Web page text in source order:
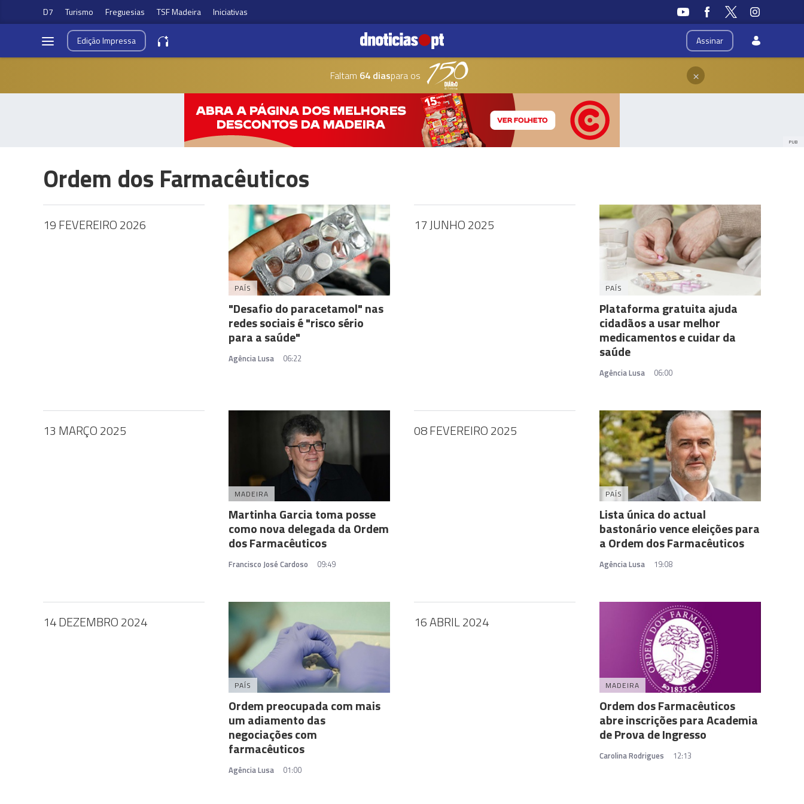
D7 Turismo Freguesias TSF Madeira Iniciativas
Assinar
EdiçãoImpressa
Faltam 64 diaspara os ×
PUB
Ordem dos Farmacêuticos
19 FEVEREIRO 2026
PAÍS
"Desafio do paracetamol" nas
redes sociais é "risco sério
para a saúde"
Agência Lusa 06:22
17 JUNHO 2025
PAÍS
Plataforma gratuita ajuda
cidadãos a usar melhor
medicamentos e cuidar da
saúde
Agência Lusa 06:00
13 MARÇO 2025
MADEIRA
Martinha Garcia toma posse
como nova delegada da Ordem
dos Farmacêuticos
Francisco José Cardoso 09:49
08 FEVEREIRO 2025
PAÍS
Lista única do actual
bastonário vence eleições para
a Ordem dos Farmacêuticos
Agência Lusa 19:08
14 DEZEMBRO 2024
PAÍS
Ordem preocupada com mais
um adiamento das
negociações com
farmacêuticos
Agência Lusa 01:00
16 ABRIL 2024
MADEIRA
Ordem dos Farmacêuticos
abre inscrições para Academia
de Prova de Ingresso
Carolina Rodrigues 12:13